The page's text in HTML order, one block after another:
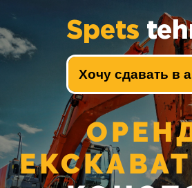
Spets
Хочу сдавать в